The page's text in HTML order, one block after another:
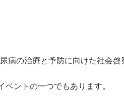
病の治療と予防に向けた社会
ベントの一つでもあります。